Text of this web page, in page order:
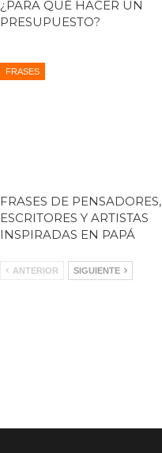
¿PARA QUÉ HACER UN
PRESUPUESTO?
FRASES
FRASES DE PENSADORES,
ESCRITORES Y ARTISTAS
INSPIRADAS EN PAPÁ
ANTERIOR SIGUIENTE